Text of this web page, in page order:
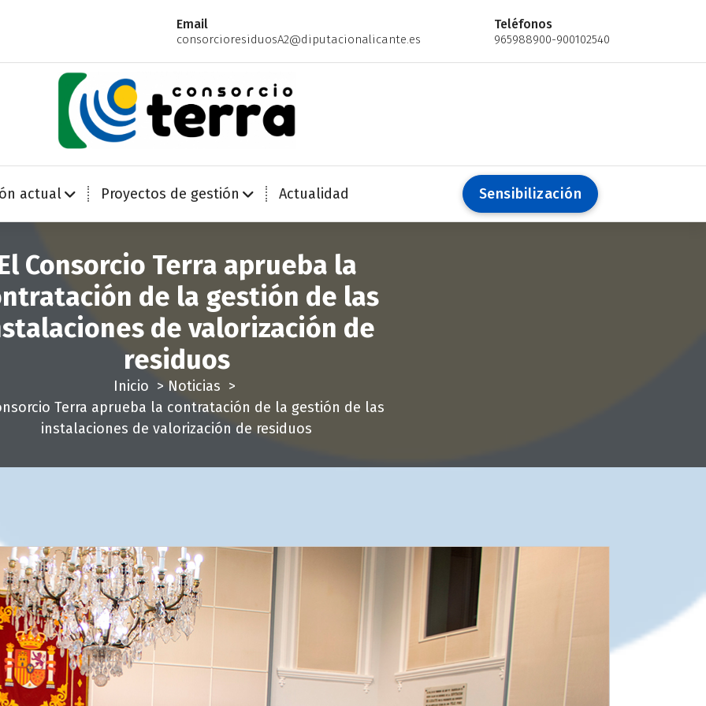
Email
consorcioresiduosA2@diputacionalicante.es
Teléfonos
965988900-900102540
actual Proyectos de gestión Actualidad Sensibilización
Consorcio Terra aprueba la
de la gestión de las
de valorización de
residuos
Inicio > Noticias >
Terra aprueba la contratación de la gestión de las
instalaciones de valorización de residuos